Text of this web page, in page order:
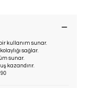
kullanım sunar.
sağlar.
sunar.
kazandırır.